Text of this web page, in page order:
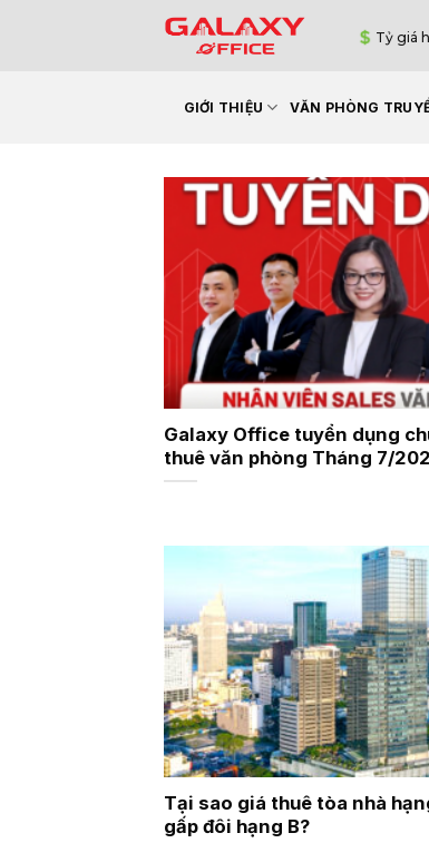
Tỷ giá
GIỚI THIỆU VĂN PHÒNG
Galaxy Office tuyển dụng
thuê văn phòng Tháng 7/
Tại sao giá thuê tòa nhà
gấp đôi hạng B?